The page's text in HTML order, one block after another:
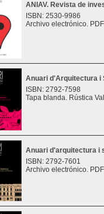
ANIAV. Revista de
ISBN: 2530-9986
Archivo electrónico.
Anuari d'Arquitectura i
ISBN: 2792-7598
Tapa blanda. Rústica
Anuari d'arquitectura i
ISBN: 2792-7601
Archivo electrónico.